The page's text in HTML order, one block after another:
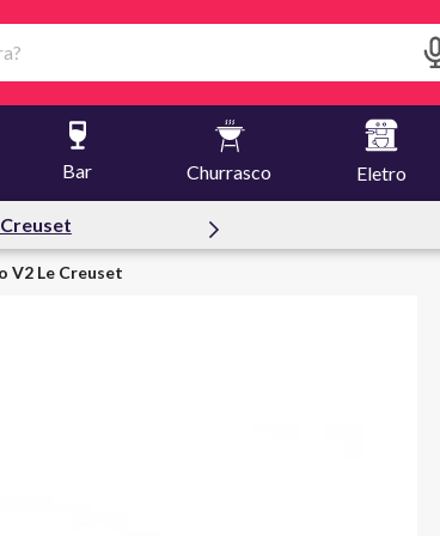
Bar Churrasco Eletro
V2 Le Creuset